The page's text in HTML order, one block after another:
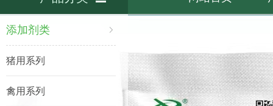
添加剂类
猪用系列
禽用系列